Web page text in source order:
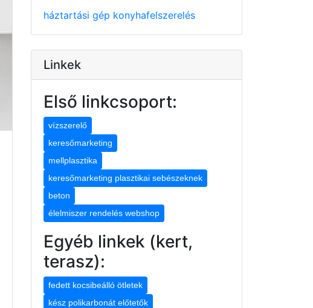
háztartási gép konyhafelszerelés
Linkek
Első linkcsoport:
vízszerelő
keresőmarketing
mellplasztika
keresőmarketing plasztikai sebészeknek
beton
élelmiszer rendelés webshop
Egyéb linkek (kert,
terasz):
fedett kocsibeálló ötletek
kész polikarbonát előtetők